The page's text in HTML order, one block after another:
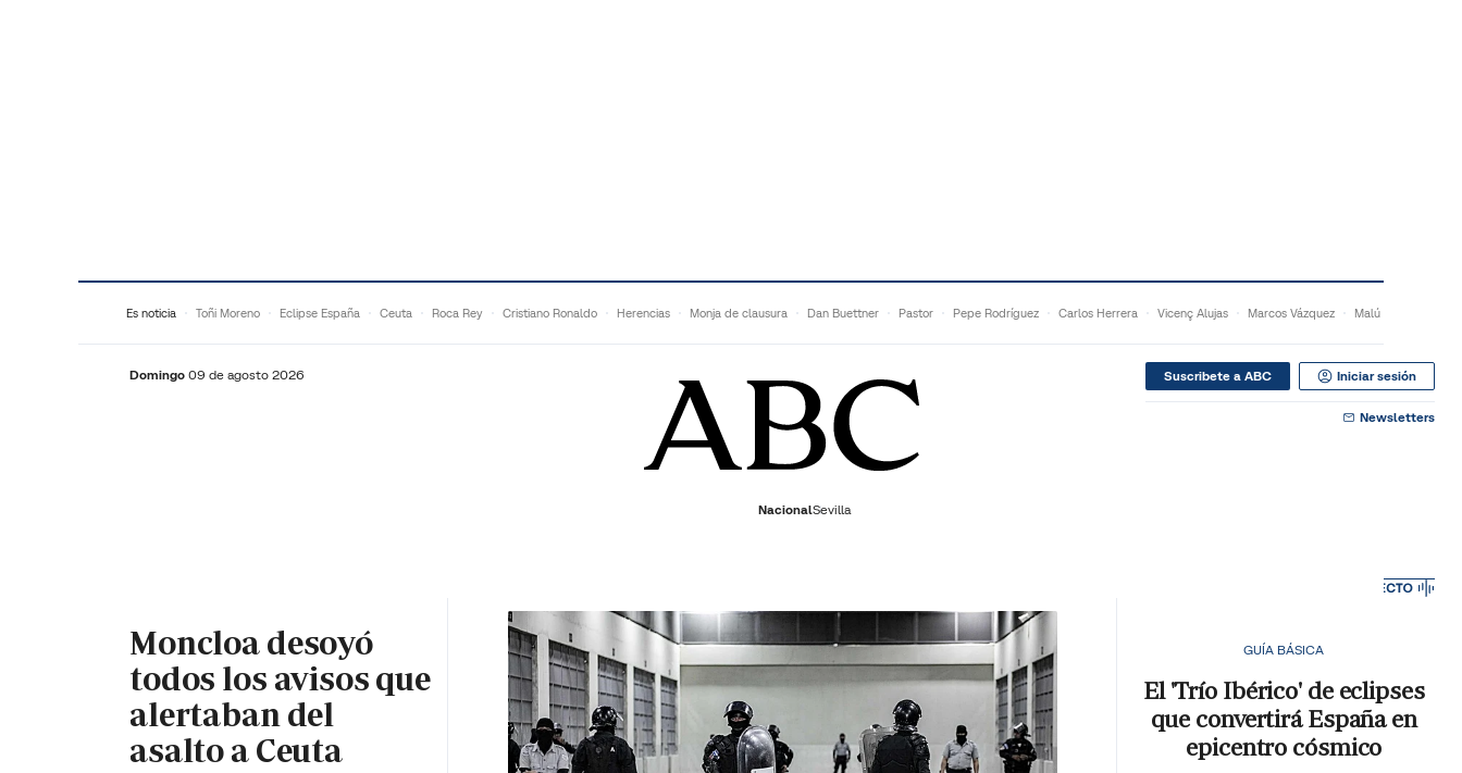
Es noticia Toñi Moreno Eclipse España Ceuta Roca Rey Cristiano Ronaldo Herencias Monja de clausura Dan Buettner Pastor Pepe Rodríguez Carlos Herrera Vicenç Alujas Marcos Vázquez Malú
Domingo 09 de agosto 2026
NacionalSevilla
Suscribete a ABC Iniciar sesión
Newsletters
Moncloa desoyó
todos los avisos que
alertaban del
asalto a Ceuta
GUÍA BÁSICA
El 'Trío Ibérico' de eclipses
que convertirá España en
epicentro cósmico